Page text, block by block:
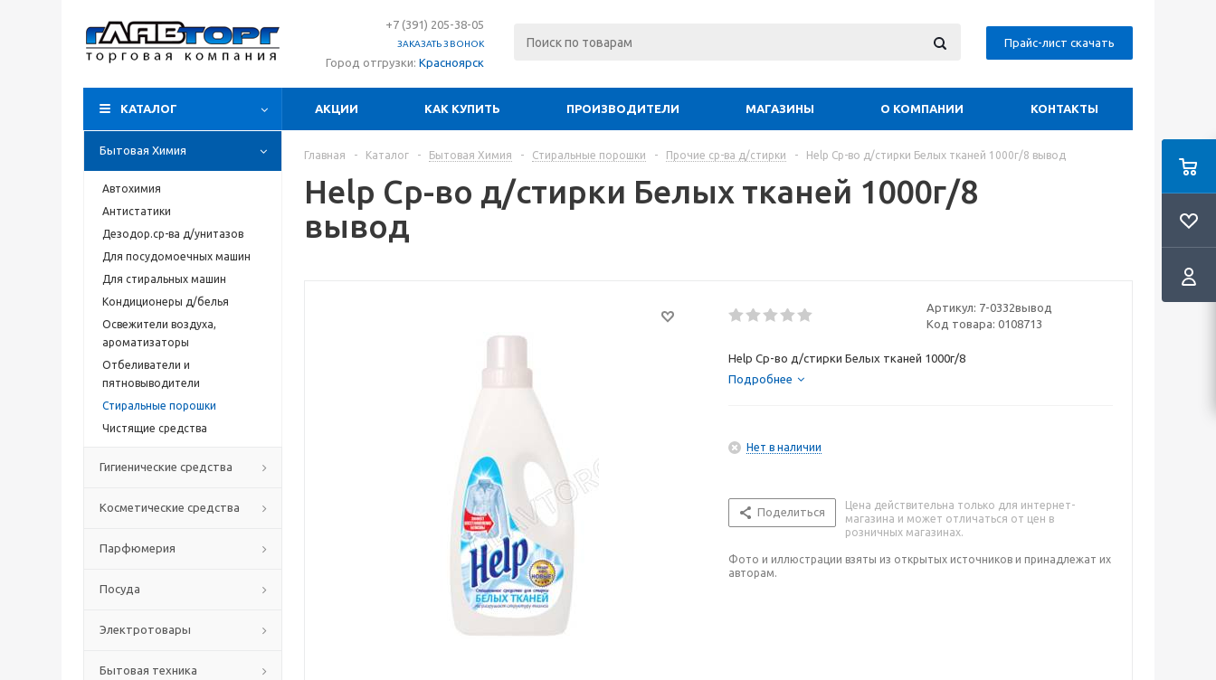
+7 (391) 205-38-05
ЗАКАЗАТЬ ЗВОНОК
Город отгрузки: Красноярск
Прайс-лист скачать
КАТАЛОГ АКЦИИ КАК КУПИТЬ ПРОИЗВОДИТЕЛИ МАГАЗИНЫ О КОМПАНИИ КОНТАКТЫ
Бытовая Химия
Автохимия
Антистатики
Дезодор.ср-ва д/унитазов
Для посудомоечных машин
Для стиральных машин
Кондиционеры д/белья
Освежители воздуха,
ароматизаторы
Отбеливатели и
пятновыводители
Стиральные порошки
Чистящие средства
Гигиенические средства
Косметические средства
Парфюмерия
Посуда
Электротовары
Бытовая техника
Главная - Каталог - Бытовая Химия - Стиральные порошки - Прочие ср-ва д/стирки - Help Ср-во д/стирки Белых тканей 1000г/8 вывод
Help Ср-во д/стирки Белых тканей 1000г/8
вывод
Артикул: 7-0332вывод
Код товара: 0108713
Help Ср-во д/стирки Белых тканей 1000г/8
Подробнее
Нет в наличии
Поделиться
Цена действительна только для интернет-
магазина и может отличаться от цен в
розничных магазинах.
Фото и иллюстрации взяты из открытых источников и принадлежат их
авторам.